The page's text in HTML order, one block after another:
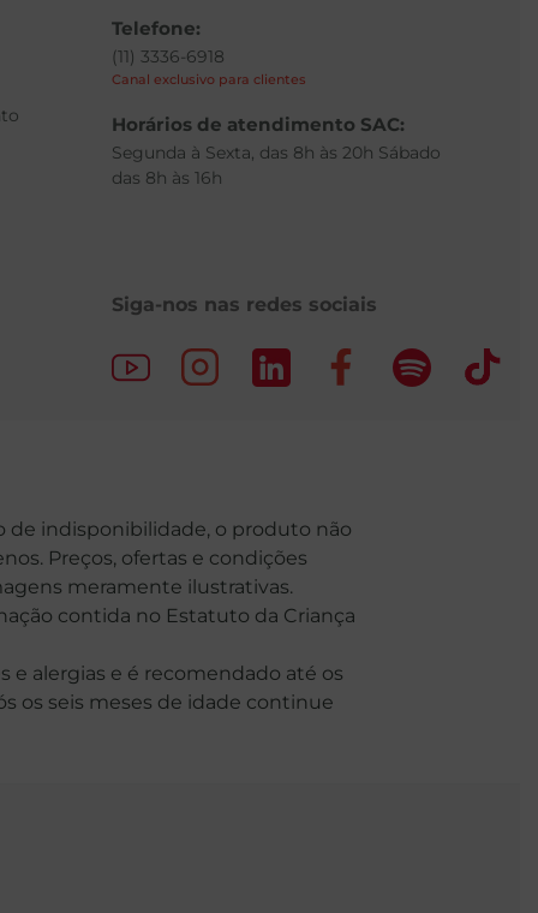
Telefone:
(11) 3336-6918
Canal exclusivo para clientes
Horários de atendimento SAC:
Segunda à Sexta, das 8h às 20h Sábado
das 8h às 16h
Siga-nos nas redes sociais
de indisponibilidade, o produto não
Preços, ofertas e condições
meramente ilustrativas.
contida no Estatuto da Criança
e alergias e é recomendado até os
os seis meses de idade continue